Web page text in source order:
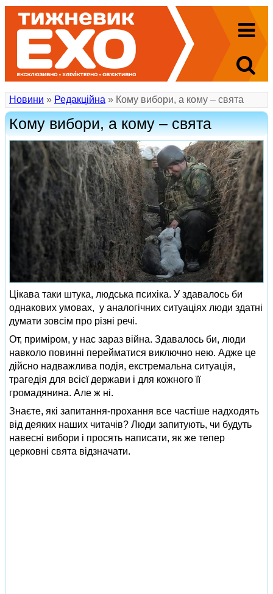
Новини » Редакційна » Кому вибори, а кому – свята
Кому вибори, а кому – свята
Цікава таки штука, людська психіка. У здавалось би
однакових умовах, у аналогічних ситуаціях люди здатні
думати зовсім про різні речі.
От, приміром, у нас зараз війна. Здавалось би, люди
навколо повинні перейматися виключно нею. Адже це
дійсно надважлива подія, екстремальна ситуація,
трагедія для всієї держави і для кожного її
громадянина. Але ж ні.
Знаєте, які запитання-прохання все частіше надходять
від деяких наших читачів? Люди запитують, чи будуть
навесні вибори і просять написати, як же тепер
церковні свята відзначати.